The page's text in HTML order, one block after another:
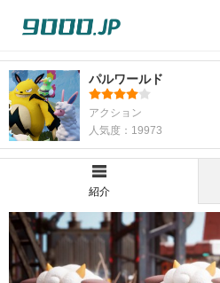
パルワールド
アクション
人気度：19973
紹介